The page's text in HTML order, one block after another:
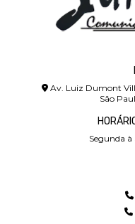
Av. Luiz Dumont
São
Segunda